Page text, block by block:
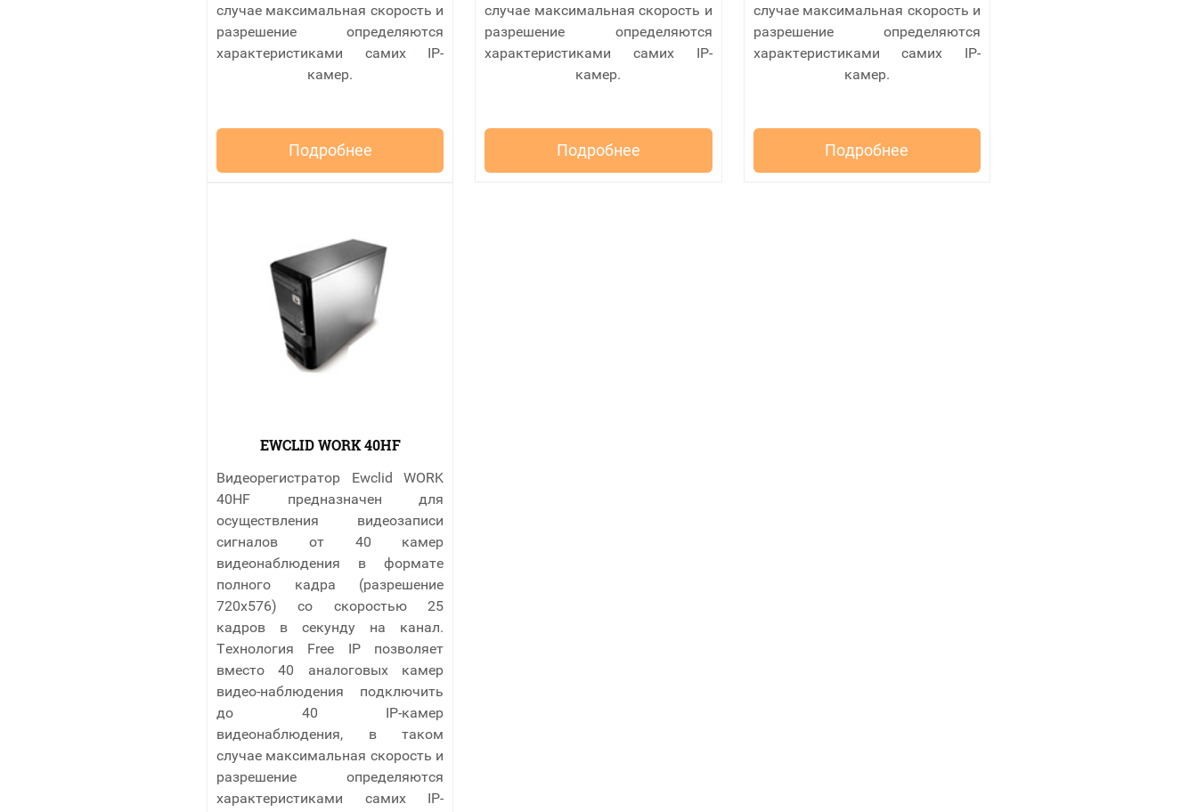
случае максимальная скорость и
разрешение определяются
характеристиками самих IP-
камер.
Подробнее
случае максимальная скорость и
разрешение определяются
характеристиками самих IP-
камер.
Подробнее
случае максимальная скорость и
разрешение определяются
характеристиками самих IP-
камер.
Подробнее
EWCLID WORK 40HF
Видеорегистратор Ewclid WORK
40HF предназначен для
осуществления видеозаписи
сигналов от 40 камер
видеонаблюдения в формате
полного кадра (разрешение
720х576) со скоростью 25
кадров в секунду на канал.
Технология Free IP позволяет
вместо 40 аналоговых камер
видео-наблюдения подключить
до 40 IP-камер
видеонаблюдения, в таком
случае максимальная скорость и
разрешение определяются
характеристиками самих IP-